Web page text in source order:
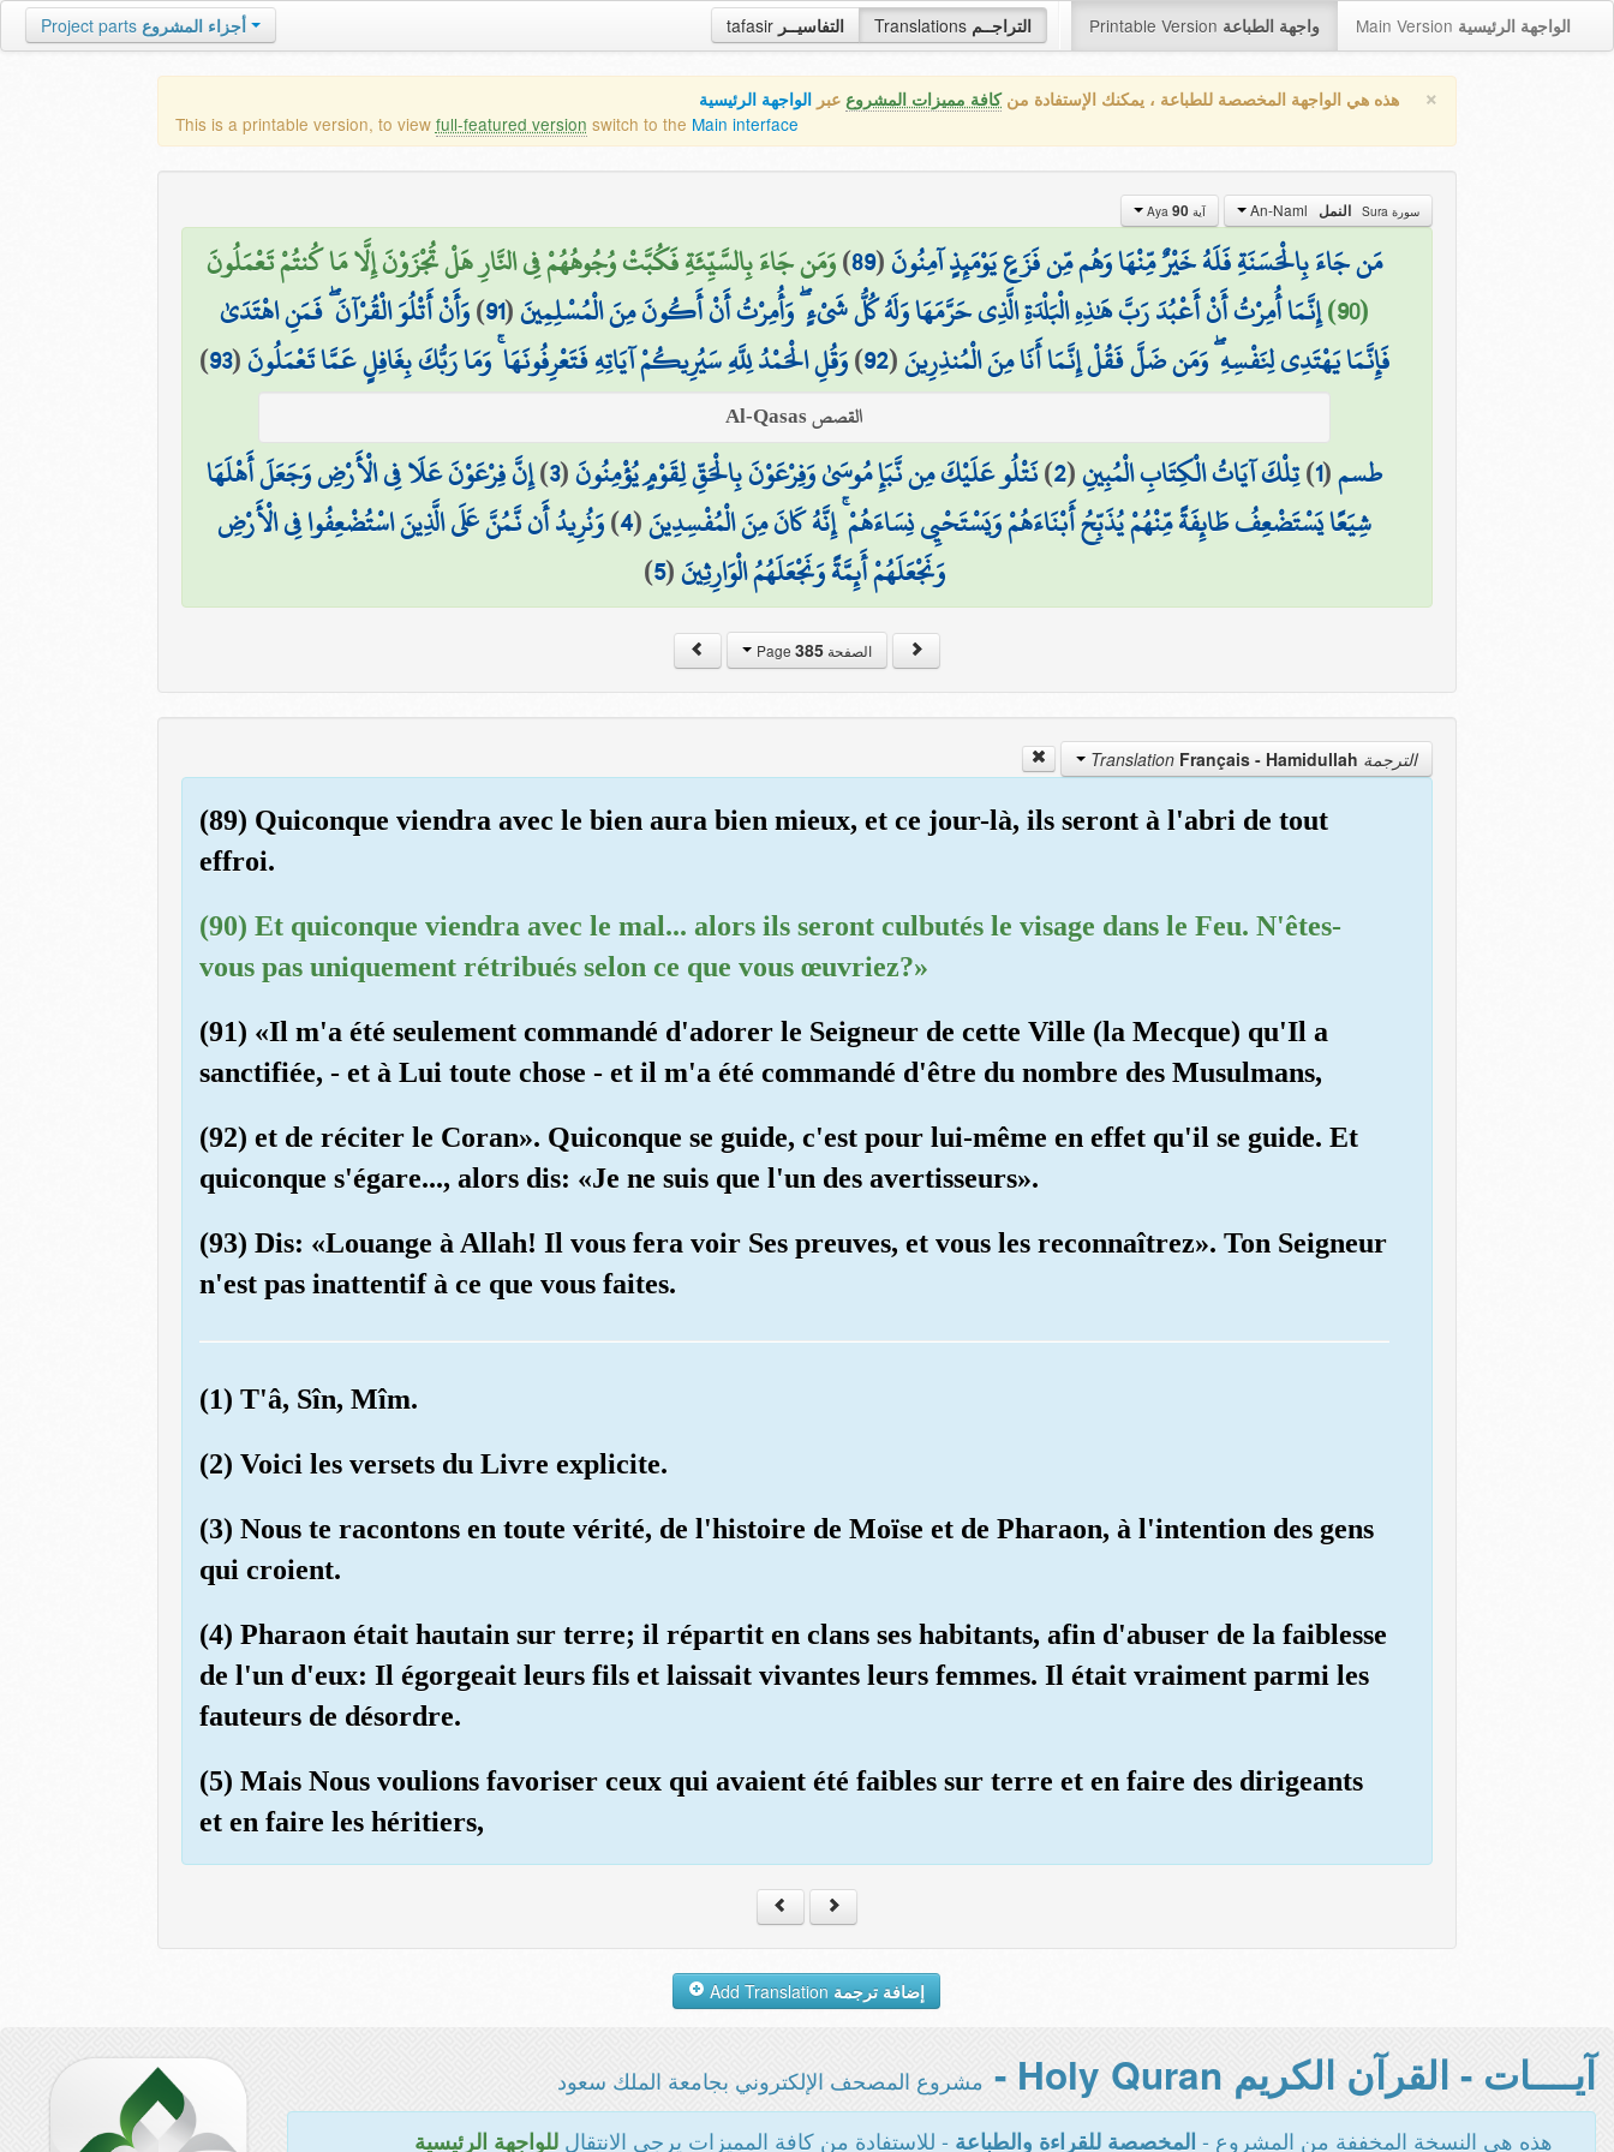
tafasir التفاسيــر Translations التراجــم Printable Version واجهة الطباعة Main Version الواجهة الرئيسية Project parts أجزاء المشروع
× هذه هي الواجهة المخصصة للطباعة ، يمكنك الإستفادة منكافة مميزات المشروع عبر الواجهة الرئيسية
This is a printable version, to view full-featured version switch to the Main interface
سورة Sura النمل آية Aya 90
مَن جَاءَ بِالْحَسَنَةِ فَلَهُ خَيْرٌ مِّنْهَا وَهُم مِّن فَزَعٍ يَوْمَئِذٍ آمِنُونَ(
89
)وَمَن جَاءَ بِالسَّيِّئَةِ فَكُبَّتْ وُجُوهُهُمْ فِي النَّارِ هَلْ تُجْزَوْنَ إِلَّا مَا كُنتُمْ تَعْمَلُونَ
(90)
إِنَّمَا أُمِرْتُ أَنْ أَعْبُدَ رَبَّ هَٰذِهِ الْبَلْدَةِ الَّذِي حَرَّمَهَا وَلَهُ كُلُّ شَيْءٍ ۖ وَأُمِرْتُ أَنْ أَكُونَ مِنَ الْمُسْلِمِينَ(
91
)وَأَنْ أَتْلُوَ الْقُرْآنَ ۖ فَمَنِ اهْتَدَىٰ
فَإِنَّمَا يَهْتَدِي لِنَفْسِهِ ۖ وَمَن ضَلَّ فَقُلْ إِنَّمَا أَنَا مِنَ الْمُنذِرِينَ(
92
)وَقُلِ الْحَمْدُ لِلَّهِ سَيُرِيكُمْ آيَاتِهِ فَتَعْرِفُونَهَا ۚ وَمَا رَبُّكَ بِغَافِلٍ عَمَّا تَعْمَلُونَ(
93
)
القصص Al-Qasas
طسم(
1
)تِلْكَ آيَاتُ الْكِتَابِ الْمُبِينِ(
2
)نَتْلُو عَلَيْكَ مِن نَّبَإِ مُوسَىٰ وَفِرْعَوْنَ بِالْحَقِّ لِقَوْمٍ يُؤْمِنُونَ(
3
)إِنَّ فِرْعَوْنَ عَلَا فِي الْأَرْضِ وَجَعَلَ أَهْلَهَا
شِيَعًا يَسْتَضْعِفُ طَائِفَةً مِّنْهُمْ يُذَبِّحُ أَبْنَاءَهُمْ وَيَسْتَحْيِي نِسَاءَهُمْ ۚ إِنَّهُ كَانَ مِنَ الْمُفْسِدِينَ(
4
)وَنُرِيدُ أَن نَّمُنَّ عَلَى الَّذِينَ اسْتُضْعِفُوا فِي الْأَرْضِ
وَنَجْعَلَهُمْ أَئِمَّةً وَنَجْعَلَهُمُ الْوَارِثِينَ(
5
)
الصفحة Page385
الترجمة Translation Français - Hamidullah
(89) Quiconque viendra avec le bien aura bien mieux, et ce jour-là, ils seront à l'abri de tout
effroi.
(90) Et quiconque viendra avec le mal... alors ils seront culbutés le visage dans le Feu. N'êtes-
vous pas uniquement rétribués selon ce que vous œuvriez?»
(91) «Il m'a été seulement commandé d'adorer le Seigneur de cette Ville (la Mecque) qu'Il a
sanctifiée, - et à Lui toute chose - et il m'a été commandé d'être du nombre des Musulmans,
(92) et de réciter le Coran». Quiconque se guide, c'est pour lui-même en effet qu'il se guide. Et
quiconque s'égare..., alors dis: «Je ne suis que l'un des avertisseurs».
(93) Dis: «Louange à Allah! Il vous fera voir Ses preuves, et vous les reconnaîtrez». Ton Seigneur
n'est pas inattentif à ce que vous faites.
(1) T'â, Sîn, Mîm.
(2) Voici les versets du Livre explicite.
(3) Nous te racontons en toute vérité, de l'histoire de Moïse et de Pharaon, à l'intention des gens
qui croient.
(4) Pharaon était hautain sur terre; il répartit en clans ses habitants, afin d'abuser de la faiblesse
de l'un d'eux: Il égorgeait leurs fils et laissait vivantes leurs femmes. Il était vraiment parmi les
fauteurs de désordre.
(5) Mais Nous voulions favoriser ceux qui avaient été faibles sur terre et en faire des dirigeants
et en faire les héritiers,
إضافة ترجمة
آيــــات - القرآن الكريم Holy Quran - مشروع المصحف الإلكتروني بجامعة الملك سعود
هذه هي النسخة المخففة من المشروع - المخصصة للقراءة والطباعة - للاستفادة من كافة المميزات يرجى الانتقالللواجهة الرئيسية